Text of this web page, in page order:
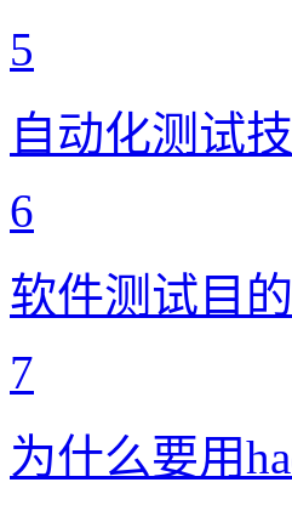
5
自动化测试
6
软件测试目
7
为什么要用